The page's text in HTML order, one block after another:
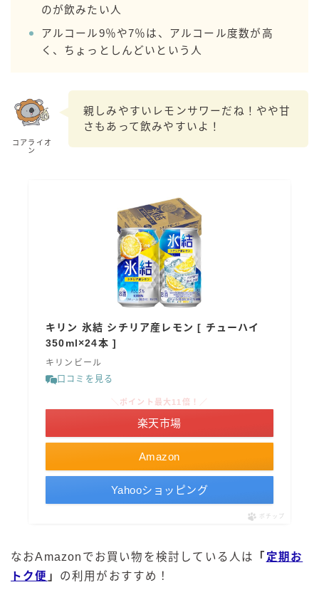
のが飲みたい人
アルコール9％や7％は、アルコール度数が高
く、ちょっとしんどいという人
コアライオ
ン
親しみやすいレモンサワーだね！やや甘
さもあって飲みやすいよ！
キリン 氷結 シチリア産レモン [ チューハイ
350ml×24本 ]
キリンビール
口コミを見る
Amazon
＼ポイント最大11倍！／
楽天市場
Yahooショッピング
ポチップ
なおAmazonでお買い物を検討している人は 「 定期お
トク便 」 の利用がおすすめ！